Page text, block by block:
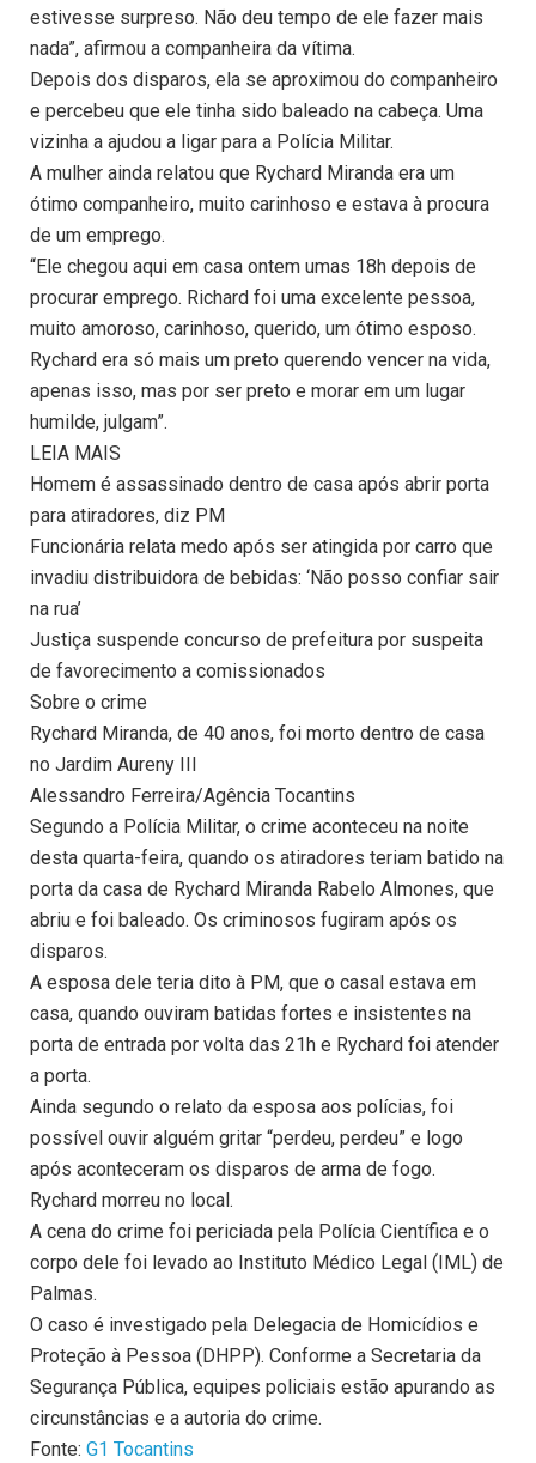
estivesse surpreso. Não deu tempo de ele fazer mais
nada”, afirmou a companheira da vítima.
Depois dos disparos, ela se aproximou do companheiro
e percebeu que ele tinha sido baleado na cabeça. Uma
vizinha a ajudou a ligar para a Polícia Militar.
A mulher ainda relatou que Rychard Miranda era um
ótimo companheiro, muito carinhoso e estava à procura
de um emprego.
“Ele chegou aqui em casa ontem umas 18h depois de
procurar emprego. Richard foi uma excelente pessoa,
muito amoroso, carinhoso, querido, um ótimo esposo.
Rychard era só mais um preto querendo vencer na vida,
apenas isso, mas por ser preto e morar em um lugar
humilde, julgam”.
LEIA MAIS
Homem é assassinado dentro de casa após abrir porta
para atiradores, diz PM
Funcionária relata medo após ser atingida por carro que
invadiu distribuidora de bebidas: ‘Não posso confiar sair
na rua’
Justiça suspende concurso de prefeitura por suspeita
de favorecimento a comissionados
Sobre o crime
Rychard Miranda, de 40 anos, foi morto dentro de casa
no Jardim Aureny III
Alessandro Ferreira/Agência Tocantins
Segundo a Polícia Militar, o crime aconteceu na noite
desta quarta-feira, quando os atiradores teriam batido na
porta da casa de Rychard Miranda Rabelo Almones, que
abriu e foi baleado. Os criminosos fugiram após os
disparos.
A esposa dele teria dito à PM, que o casal estava em
casa, quando ouviram batidas fortes e insistentes na
porta de entrada por volta das 21h e Rychard foi atender
a porta.
Ainda segundo o relato da esposa aos polícias, foi
possível ouvir alguém gritar “perdeu, perdeu” e logo
após aconteceram os disparos de arma de fogo.
Rychard morreu no local.
A cena do crime foi periciada pela Polícia Científica e o
corpo dele foi levado ao Instituto Médico Legal (IML) de
Palmas.
O caso é investigado pela Delegacia de Homicídios e
Proteção à Pessoa (DHPP). Conforme a Secretaria da
Segurança Pública, equipes policiais estão apurando as
circunstâncias e a autoria do crime.
Fonte: G1 Tocantins